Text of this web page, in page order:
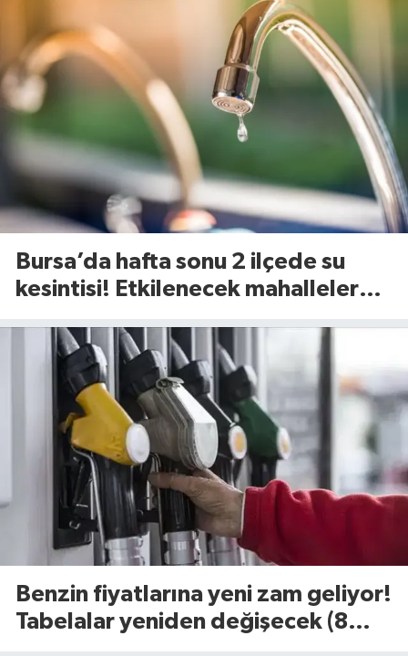
Bursa’da hafta sonu 2 ilçede su
kesintisi! Etkilenecek mahalleler
Benzin fiyatlarına yeni zam geliyor!
Tabelalar yeniden değişecek (8